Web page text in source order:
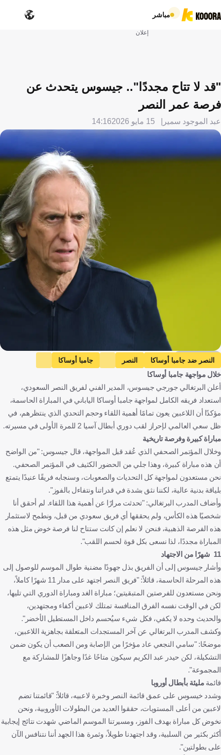
مباشر
إعلان
"قد لا تتاح مجددًا".. جيسوس يتحدث عن
فرصة عمر النصر
عبد الموجود سمير 15 مايو 2026 14:16
Getty Images
النصر ضد جامبا أوساكا النصر
جامبا أوساكا
دوري أبطال آسيا 2
المملكة العربية السعوديةخلال مواجهة جامبا أوساكا
أعلن البرتغالي جورجي جيسوس، المدير الفني لفريق النصر السعودي،
استعداد فريقه الكامل لمواجهة جامبا أوساكا الياباني في المباراة الحاسمة،
مؤكدًا أن اللاعبين يعون تمامًا أهمية اللقاء وحجم التحدي الذي ينتظرهم، في
ظل سعي العالمي لإحراز لقب دوري أبطال آسيا 2 للمرة الأولى في مسيرته.
مباراة كبيرة وفرصة تاريخية
وخلال المؤتمر الصحفي الذي عُقد قبل المواجهة، قال جيسوس: "من الواضح
أن هذه مباراة كبيرة، وهذا جلي من الحضور الكثيف في المؤتمر الصحفي.
نحن مستعدون لمواجهة كل التحديات والصعوبات، وسنجابه فريقًا عنيدًا يتمتع
بلياقة بدنية عالية، لكننا نثق بشدة في قدراتنا ونتفاءل بالفوز".
وأضاف المدرب البرتغالي: "تحدثت مرارًا عن أهمية هذا اللقاء. لم أحقق أنا
شخصيًا هذه الكأس، ولم يحققها أي فريق سعودي من قبل، ونطمح لاستثمار
هذه الفرصة الذهبية، فنحن لا نعلم إن كانت ستتاح لنا فرصة خوض مثل هذه
المباراة مجددًا، لذا نسعى بكل قوة لحسم اللقب".
11 شهرًا من الاجتهاد
وأشار جيسوس إلى أن الفريق بذل جهودًا مضنية طوال الموسم للوصول إلى
هذه المرحلة الحاسمة، قائلاً: "فريق النصر اجتهد على مدار 11 شهرًا كاملاً،
ونحن مستعدون للفرصتين المتبقيتين؛ مباراة الغد ومباراة الدوري التي تليها،
لكن في الوقت نفسه الفرق المنافسة تمتلك لاعبين أكفاء ومجتهدين،
والحديث وحده لا يكفي، فكل شيء سيُحسم داخل المستطيل الأخضر".
وكشف المدرب البرتغالي عن آخر المستجدات المتعلقة بجاهزية اللاعبين،
موضحًا: "سامي النجعي عاد مؤخرًا من الإصابة ومن الصعب أن يكون ضمن
التشكيلة، لكن حيدر عبد الكريم سيكون متاحًا غدًا وجاهزًا للمشاركة مع
المجموعة".
قائمة مليئة بأبطال أوروبا
وشدد خيسوس على عمق قائمة النصر وخبرة لاعبيه، قائلاً: "قائمتنا تضم
لاعبين من أعلى المستويات، حققوا العديد من البطولات الأوروبية، ونحن
نخوض كل مباراة بهدف الفوز، ومسيرتنا الموسم الماضي شهدت نتائج إيجابية
أكثر بكثير من السلبية، وقد اجتهدنا طويلاً، وثمرة هذا الجهد أننا نتنافس الآن
على بطولتين".